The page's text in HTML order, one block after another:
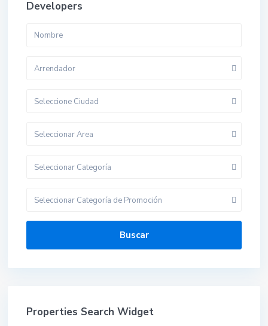
Developers
Arrendador
Seleccione Ciudad
Seleccionar Area
Seleccionar Categoría
Seleccionar Categoría de Promoción
Buscar
Properties Search Widget